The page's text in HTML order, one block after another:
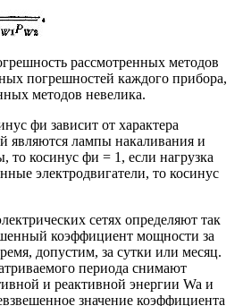
рассмотренных методов
погрешностей каждого прибора,
методов невелика.
фи зависит от характера
являются лампы накаливания и
то косинус фи = 1, если нагрузка
электродвигатели, то косинус
сетях определяют так
коэффициент мощности за
допустим, за сутки или месяц.
периода снимают
и реактивной энергии Wa и
значение коэффициента